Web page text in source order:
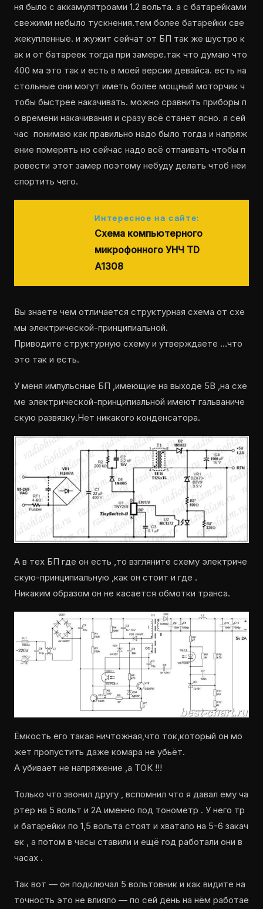
ня было с аккамулятроами 1.2 вольта. а с батарейками
свежими небыло тускнения.тем более батарейки све
жекупленные. и жужит сейчат от БП так же шустро к
ак и от батареек тогда при замере.так что думаю что
400 ма это так и есть в моей версии девайса. есть на
стольные они могут иметь более мощный моторчик ч
тобы быстрее накачивать. можно сравнить приборы п
о времени накачивания и сразу всё станет ясно. я сей
час понимаю как правильно надо было тогда и напряж
ение померять но сейчас надо всё отпаивать чтобы п
ровести этот замер поэтому небуду делать чтоб неи
спортить чего.
Интересное на сайте:
Схема компьютерного
микрофонного УНЧ TD
A1308
Вы знаете чем отличается структурная схема от схе
мы электрической-принципиальной.
Приводите структурную схему и утверждаете …что
это так и есть.
У меня импульсные БП ,имеющие на выходе 5В ,на схе
ме электрической-принципиальной имеют гальваниче
скую развязку.Нет никакого конденсатора.
А в тех БП где он есть ,то взгляните схему электриче
скую-принципиальную ,как он стоит и где .
Никаким образом он не касается обмотки транса.
Ёмкость его такая ничтожная,что ток,который он мо
жет пропустить даже комара не убьёт.
А убивает не напряжение ,а ТОК !!!
Только что звонил другу , вспомнил что я давал ему ча
ртер на 5 вольт и 2А именно под тонометр . У него тр
и батарейки по 1,5 вольта стоят и хватало на 5-6 закач
ек , а потом в часы ставили и ещё год работали они в
часах .
Так вот — он подключал 5 вольтовник и как видите на
точность это не влияло — по сей день на нём работае